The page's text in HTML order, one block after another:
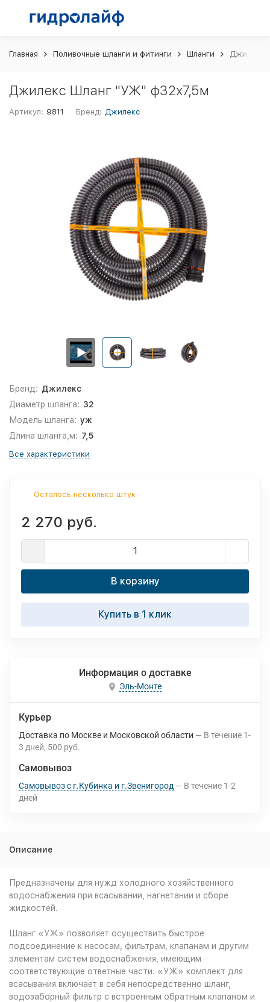
Главная Поливочные шланги и фитинги Шланги Джилекс
Джилекс Шланг "УЖ" ф32х7,5м
Артикул: 9811 Бренд: Джилекс
Бренд: Джилекс
Диаметр шланга: 32
Модель шланга: уж
Длина шланга,м: 7,5
Все характеристики
Осталось несколько штук
2 270 руб.
В корзину
Купить в 1 клик
Информация о доставке
Эль-Монте
Курьер
Доставка по Москве и Московской области В течение 1-
3 дней 500 руб.
Самовывоз
Самовывоз с г.Кубинка и г.Звенигород В течение 1-2
дней
Описание
Предназначены для нужд холодного хозяйственного
водоснабжения при всасывании, нагнетании и сборе
жидкостей.
Шланг «УЖ» позволяет осуществить быстрое
подсоединение к насосам, фильтрам, клапанам и другим
элементам систем водоснабжения, имеющим
соответствующие ответные части. «УЖ» комплект для
всасывания включает в себя непосредственно шланг,
водозаборный фильтр с встроенным обратным клапаном и